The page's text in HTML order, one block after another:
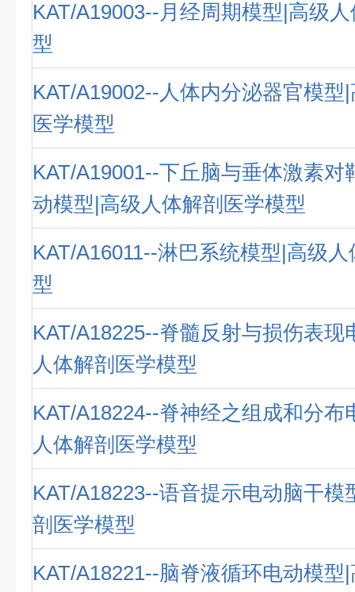
KAT/A19003--月经周期模型|高级
型
KAT/A19002--人体内分泌器官模型
医学模型
KAT/A19001--下丘脑与垂体激素对
动模型|高级人体解剖医学模型
KAT/A16011--淋巴系统模型|高级
型
KAT/A18225--脊髓反射与损伤表现
人体解剖医学模型
KAT/A18224--脊神经之组成和分布
人体解剖医学模型
KAT/A18223--语音提示电动脑干模
剖医学模型
KAT/A18221--脑脊液循环电动模型